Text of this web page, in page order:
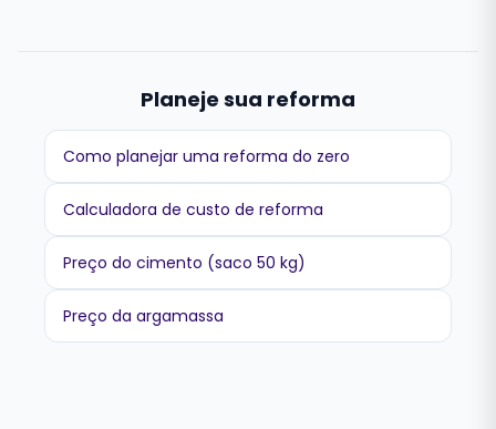
Planeje sua reforma
Como planejar uma reforma do zero
Calculadora de custo de reforma
Preço do cimento (saco 50 kg)
Preço da argamassa